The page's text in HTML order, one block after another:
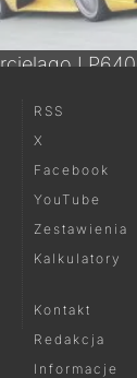
LP640
RSS
X
Facebook
YouTube
Zestawienia
Kalkulatory
Kontakt
Redakcja
Informacje